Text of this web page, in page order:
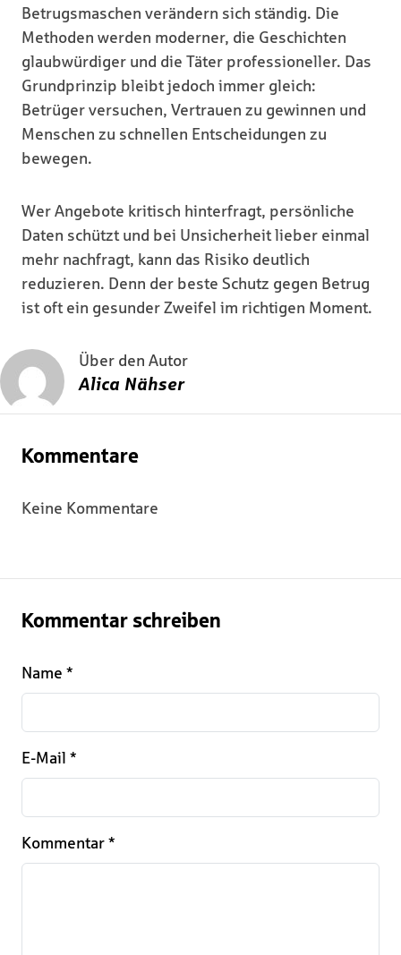
Betrugsmaschen verändern sich ständig. Die
Methoden werden moderner, die Geschichten
glaubwürdiger und die Täter professioneller. Das
Grundprinzip bleibt jedoch immer gleich:
Betrüger versuchen, Vertrauen zu gewinnen und
Menschen zu schnellen Entscheidungen zu
bewegen.
Wer Angebote kritisch hinterfragt, persönliche
Daten schützt und bei Unsicherheit lieber einmal
mehr nachfragt, kann das Risiko deutlich
reduzieren. Denn der beste Schutz gegen Betrug
ist oft ein gesunder Zweifel im richtigen Moment.
Über den Autor
Alica Nähser
Kommentare
Keine Kommentare
Kommentar schreiben
Name *
E-Mail *
Kommentar *